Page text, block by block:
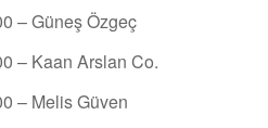
– Güneş Özgeç
– Kaan Arslan Co.
– Melis Güven